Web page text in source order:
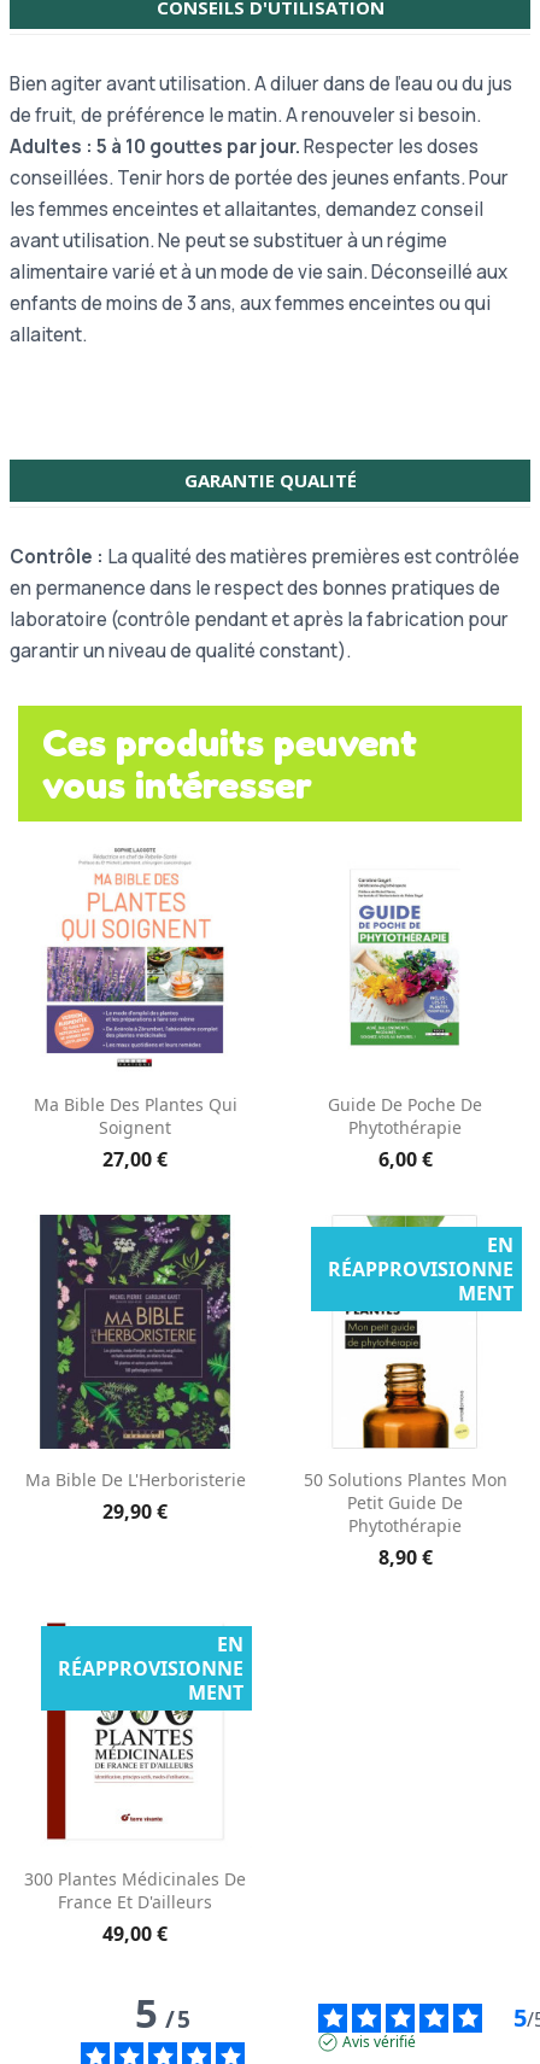
CONSEILS D'UTILISATION
Bien agiter avant utilisation. A diluer dans de l'eau ou du jus
de fruit, de préférence le matin. A renouveler si besoin.
Adultes : 5 à 10 gouttes par jour.Respecter les doses
conseillées. Tenir hors de portée des jeunes enfants. Pour
les femmes enceintes et allaitantes, demandez conseil
avant utilisation. Ne peut se substituer à un régime
alimentaire varié et à un mode de vie sain. Déconseillé aux
enfants de moins de 3 ans, aux femmes enceintes ou qui
allaitent.
GARANTIE QUALITÉ
Contrôle : La qualité des matières premières est contrôlée
en permanence dans le respect des bonnes pratiques de
laboratoire (contrôle pendant et après la fabrication pour
garantir un niveau de qualité constant).
Ces produits peuvent
vous intéresser
Ma Bible Des Plantes Qui
Soignent
27,00 €
Guide De Poche De
Phytothérapie
6,00 €
Ma Bible De L'Herboristerie
29,90 €
50 Solutions Plantes Mon
Petit Guide De
Phytothérapie
8,90 €
EN
RÉAPPROVISIONNE
MENT
300 Plantes Médicinales De
France Et D'ailleurs
49,00 €
EN
RÉAPPROVISIONNE
MENT
5/5 5/
Avis vérifié